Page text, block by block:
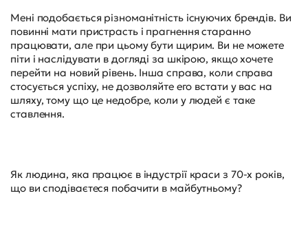
Мені подобається різноманітність існуючих брендів. Ви
повинні мати пристрасть і прагнення старанно
працювати, але при цьому бути щирим. Ви не можете
піти і наслідувати в догляді за шкірою, якщо хочете
перейти на новий рівень. Інша справа, коли справа
стосується успіху, не дозволяйте его встати у вас на
шляху, тому що це недобре, коли у людей є таке
ставлення.
Як людина, яка працює в індустрії краси з 70-х років,
що ви сподіваєтеся побачити в майбутньому?